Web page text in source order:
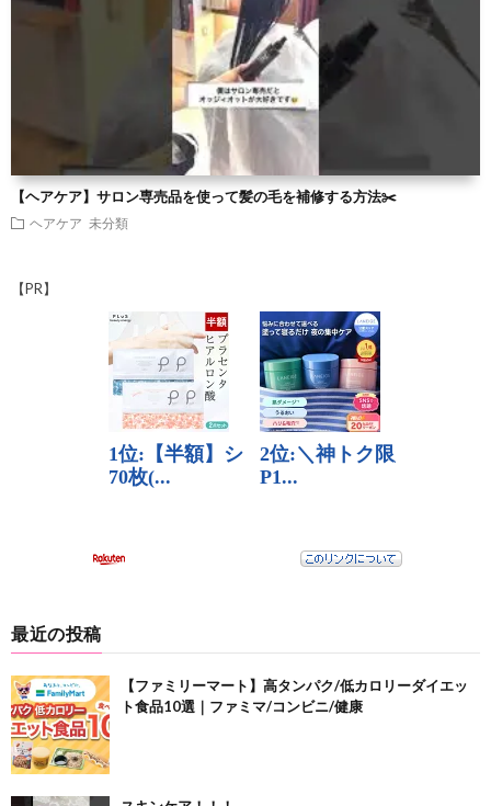
【ヘアケア】サロン専売品を使って髪の毛を補修する方法✂️
ヘアケア 未分類
【PR】
最近の投稿
【ファミリーマート】高タンパク/低カロリーダイエッ
ト食品10選｜ファミマ/コンビニ/健康